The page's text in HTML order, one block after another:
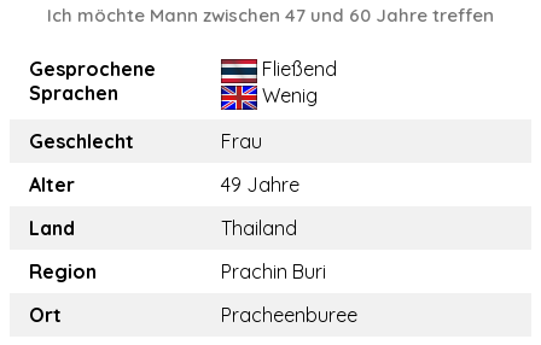
Ich möchte Mann zwischen 47 und 60 Jahre treffen
Gesprochene
Sprachen
Fließend
Wenig
Geschlecht
Frau
Alter
49 Jahre
Land
Thailand
Region
Prachin Buri
Ort
Pracheenburee